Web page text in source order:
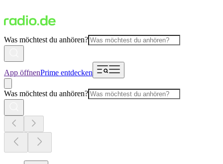
Was möchtest du anhören?
App öffnenPrime entdecken
Was möchtest du anhören?